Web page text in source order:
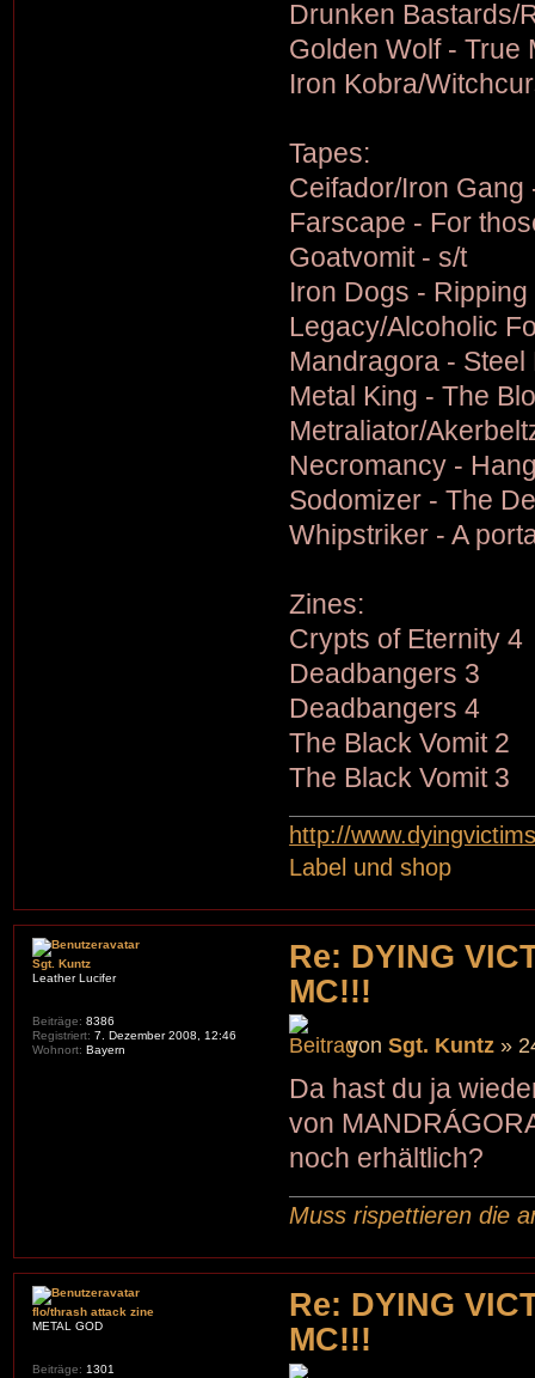
Drunken Bastards/
Golden Wolf - True
Iron Kobra/
Tapes:
Ceifador/Iron
Farscape - For
Goatvomit - s/t
Iron Dogs - Ripping
Legacy/Alcoholic
Mandragora - Steel
Metal King - The
Metraliator/
Necromancy -
Sodomizer - The
Whipstriker - A
Zines:
Crypts of Eternity 4
Deadbangers 3
Deadbangers 4
The Black Vomit 2
The Black Vomit 3
http://
Label und shop
Re: DYING
MC!!!
vonSgt. Kuntz »
Da hast du ja
von
noch erhältlich?
Muss rispettieren die
Sgt. Kuntz
Leather Lucifer
Beiträge: 8386
Registriert: 7. Dezember 2008, 12:46
Wohnort: Bayern
Re: DYING
MC!!!
flo/thrash attack zine
METAL GOD
Beiträge: 1301